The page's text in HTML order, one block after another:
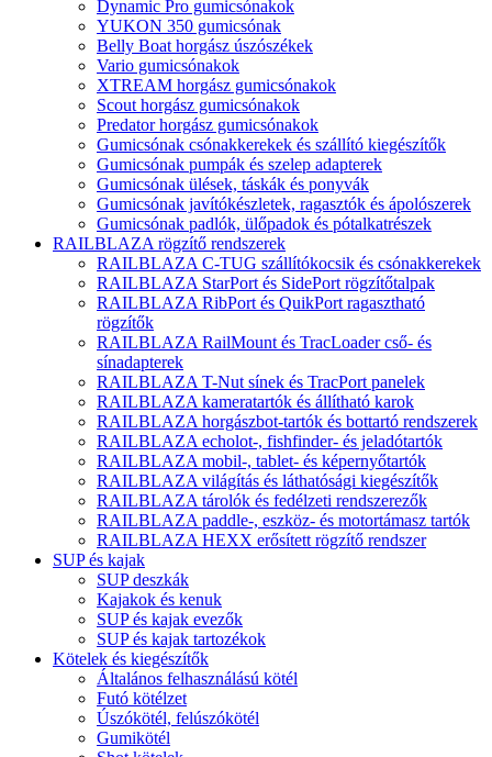
Dynamic Pro gumicsónakok
YUKON 350 gumicsónak
Belly Boat horgász úszószékek
Vario gumicsónakok
XTREAM horgász gumicsónakok
Scout horgász gumicsónakok
Predator horgász gumicsónakok
Gumicsónak csónakkerekek és szállító kiegészítők
Gumicsónak pumpák és szelep adapterek
Gumicsónak ülések, táskák és ponyvák
Gumicsónak javítókészletek, ragasztók és ápolószerek
Gumicsónak padlók, ülőpadok és pótalkatrészek
RAILBLAZA rögzítő rendszerek
RAILBLAZA C-TUG szállítókocsik és csónakkerekek
RAILBLAZA StarPort és SidePort rögzítőtalpak
RAILBLAZA RibPort és QuikPort ragasztható
rögzítők
RAILBLAZA RailMount és TracLoader cső- és
sínadapterek
RAILBLAZA T-Nut sínek és TracPort panelek
RAILBLAZA kameratartók és állítható karok
RAILBLAZA horgászbot-tartók és bottartó rendszerek
RAILBLAZA echolot-, fishfinder- és jeladótartók
RAILBLAZA mobil-, tablet- és képernyőtartók
RAILBLAZA világítás és láthatósági kiegészítők
RAILBLAZA tárolók és fedélzeti rendszerezők
RAILBLAZA paddle-, eszköz- és motortámasz tartók
RAILBLAZA HEXX erősített rögzítő rendszer
SUP és kajak
SUP deszkák
Kajakok és kenuk
SUP és kajak evezők
SUP és kajak tartozékok
Kötelek és kiegészítők
Általános felhasználású kötél
Futó kötélzet
Úszókötél, felúszókötél
Gumikötél